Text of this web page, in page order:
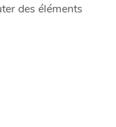
des éléments